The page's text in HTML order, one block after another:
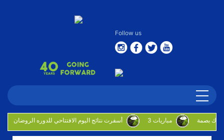
Follow us
أسفرت نتائج اليوم الافتتاحي للدوره الروضان 3 مباريات